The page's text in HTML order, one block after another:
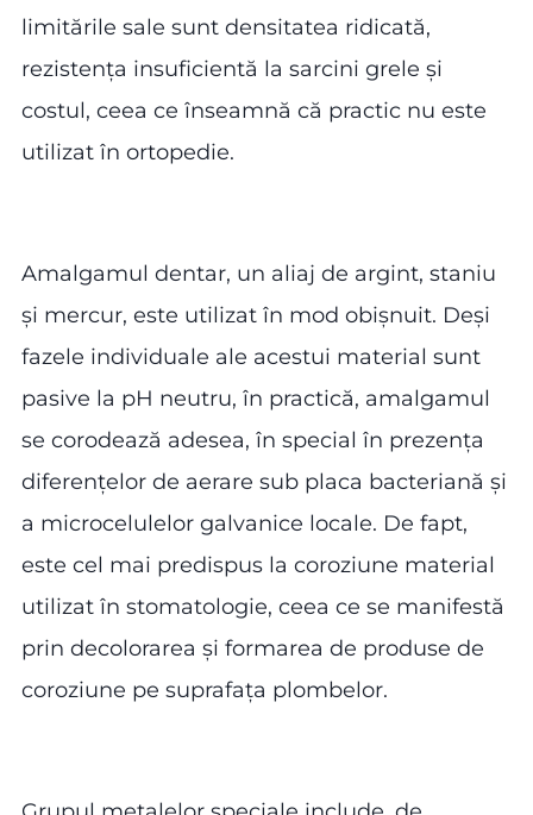
limitările sale sunt densitatea ridicată,
rezistența insuficientă la sarcini grele și
costul, ceea ce înseamnă că practic nu este
utilizat în ortopedie.
Amalgamul dentar, un aliaj de argint, staniu
și mercur, este utilizat în mod obișnuit. Deși
fazele individuale ale acestui material sunt
pasive la pH neutru, în practică, amalgamul
se corodează adesea, în special în prezența
diferențelor de aerare sub placa bacteriană și
a microcelulelor galvanice locale. De fapt,
este cel mai predispus la coroziune material
utilizat în stomatologie, ceea ce se manifestă
prin decolorarea și formarea de produse de
coroziune pe suprafața plombelor.